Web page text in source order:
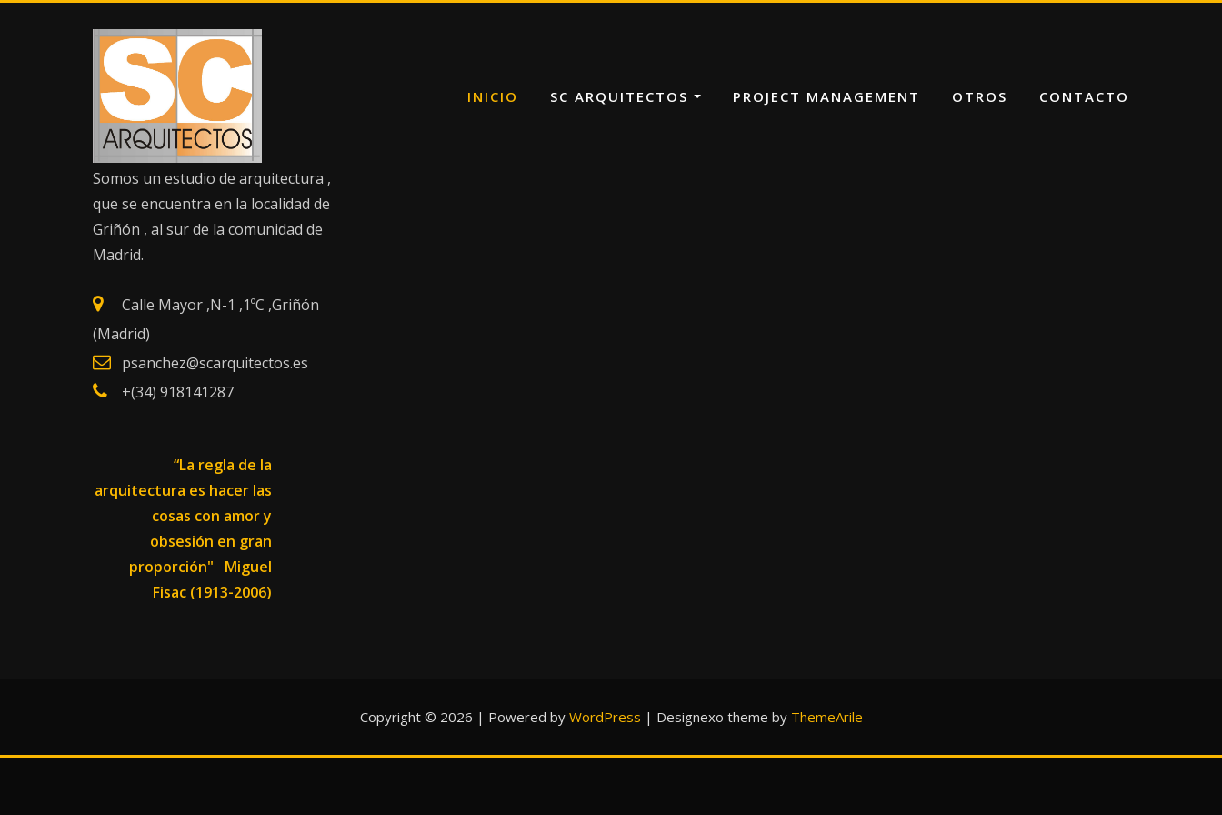
INICIO SC ARQUITECTOS PROJECT MANAGEMENT OTROS CONTACTO
INFORMACIÓN DE
CONTACTO
Somos un estudio de arquitectura ,
que se encuentra en la localidad de
Griñón , al sur de la comunidad de
Madrid.
Calle Mayor ,N-1 ,1ºC ,Griñón
(Madrid)
psanchez@scarquitectos.es
+(34) 918141287
“La regla de la
arquitectura es hacer las
cosas con amor y
obsesión en gran
proporción"
Miguel
Fisac (1913-2006)
Copyright © 2026 | Powered by WordPress | Designexo theme by ThemeArile